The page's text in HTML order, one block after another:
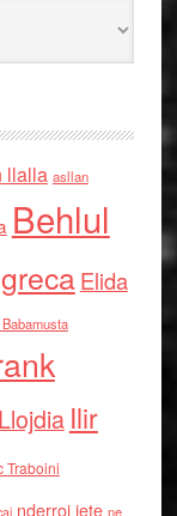
llalla asllan
Behlul
Elida
Ilir
Traboini
nderroi jete ne